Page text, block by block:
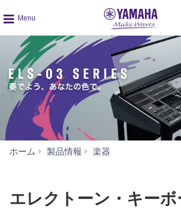
global
navigation
ホーム 製品情報 楽器
ー
エレクトーン・キーボ